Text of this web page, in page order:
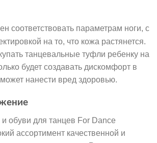
соответствовать параметрам ноги, с
на то, что кожа растянется.
танцевальные туфли ребенку на
будет создавать дискомфорт в
нанести вред здоровью.
обуви для танцев For Dance
ассортимент качественной и